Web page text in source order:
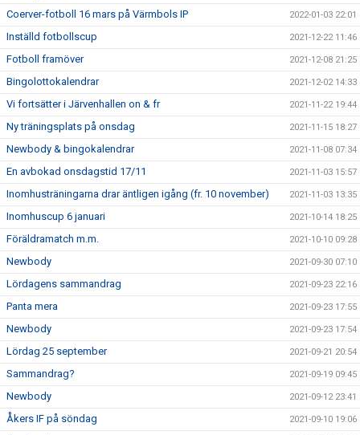
Coerver-fotboll 16 mars på Värmbols IP 2022-01-03 22:01
Inställd fotbollscup 2021-12-22 11:46
Fotboll framöver 2021-12-08 21:25
Bingolottokalendrar 2021-12-02 14:33
Vi fortsätter i Järvenhallen on & fr 2021-11-22 19:44
Ny träningsplats på onsdag 2021-11-15 18:27
Newbody & bingokalendrar 2021-11-08 07:34
En avbokad onsdagstid 17/11 2021-11-03 15:57
Inomhusträningarna drar äntligen igång (fr. 10 november) 2021-11-03 13:35
Inomhuscup 6 januari 2021-10-14 18:25
Föräldramatch m.m. 2021-10-10 09:28
Newbody 2021-09-30 07:10
Lördagens sammandrag 2021-09-23 22:16
Panta mera 2021-09-23 17:55
Newbody 2021-09-23 17:54
Lördag 25 september 2021-09-21 20:54
Sammandrag? 2021-09-19 09:45
Newbody 2021-09-12 23:41
Åkers IF på söndag 2021-09-10 19:06